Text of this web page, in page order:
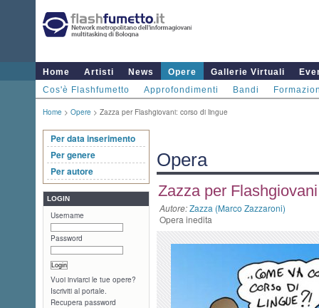
Home Artisti News Opere Gallerie Virtuali
Cos'è Flashfumetto
Approfondimenti Bandi
Home > Opere > Zazza per Flashgiovani: corso di lingue
Per data inserimento
Per genere
Per autore
LOGIN
Username
Password
Vuoi inviarci le tue opere?
Iscriviti al portale.
Recupera password
Opera
Zazza per
Autore:Zazza (Marco Zazzaroni)
Opera inedita